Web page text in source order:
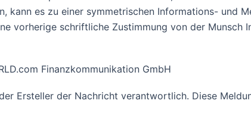
kann es zu einer symmetrischen Informations- und
vorherige schriftliche Zustimmung von der Munsch
Finanzkommunikation GmbH
Ersteller der Nachricht verantwortlich. Diese